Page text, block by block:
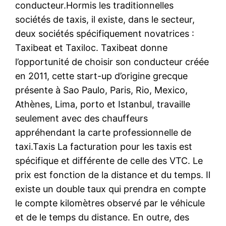
conducteur.Hormis les traditionnelles
sociétés de taxis, il existe, dans le secteur,
deux sociétés spécifiquement novatrices :
Taxibeat et Taxiloc. Taxibeat donne
l’opportunité de choisir son conducteur créée
en 2011, cette start-up d’origine grecque
présente à Sao Paulo, Paris, Rio, Mexico,
Athènes, Lima, porto et Istanbul, travaille
seulement avec des chauffeurs
appréhendant la carte professionnelle de
taxi.Taxis La facturation pour les taxis est
spécifique et différente de celle des VTC. Le
prix est fonction de la distance et du temps. Il
existe un double taux qui prendra en compte
le compte kilomètres observé par le véhicule
et de le temps du distance. En outre, des